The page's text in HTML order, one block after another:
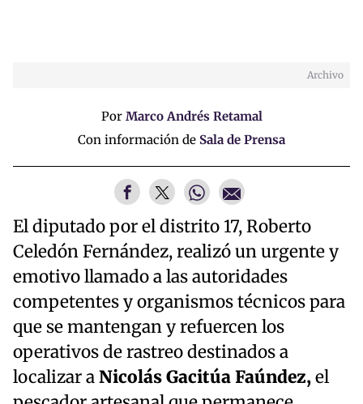
Archivo
Por Marco Andrés Retamal
Con información de Sala de Prensa
El diputado por el distrito 17, Roberto
Celedón Fernández, realizó un urgente y
emotivo llamado a las autoridades
competentes y organismos técnicos para
que se mantengan y refuercen los
operativos de rastreo destinados a
localizar aNicolás Gacitúa Faúndez,el